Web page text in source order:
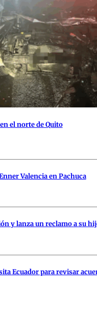
el norte de Quito
Valencia en Pachuca
y lanza un reclamo a su
Ecuador para revisar